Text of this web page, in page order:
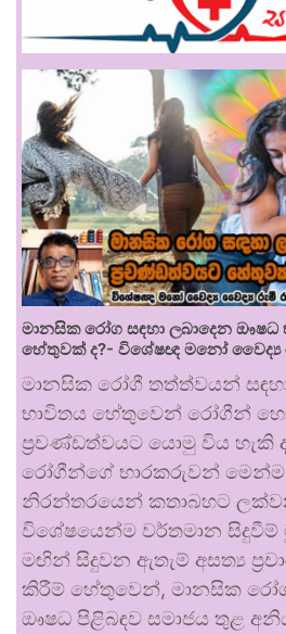
මානසික රෝග සඳහා ලබාදෙන ඖෂධ
හේතුවක් ද?- විශේෂඥ මනෝ
මානසික රෝගී තත්ත්වයන්
භාවිතය හේතුවෙන් රෝගීන් හෝ
ප්‍රචණ්ඩත්වයට යොමු විය හැකි
රෝගීන්ගේ භාරකරුවන් මෙන්ම
නිරන්තරයෙන් කතාබහට
විශේෂයෙන්ම වර්තමාන සිදුවීම්
මඟින් සිදුවන ඇතැම් අසත්‍ය
කිරීම් හේතුවෙන්, මානසික රෝග
ඖෂධ පිළිබඳව සමාජය තුළ